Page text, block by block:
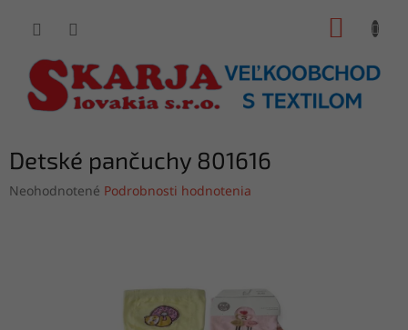
Detské pančuchy 801616
Priemerné
Neohodnotené Podrobnosti hodnotenia